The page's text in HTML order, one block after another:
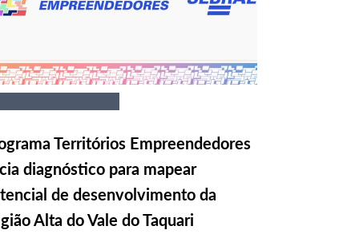
Territórios Empreendedores
diagnóstico para mapear
de desenvolvimento da
Alta do Vale do Taquari